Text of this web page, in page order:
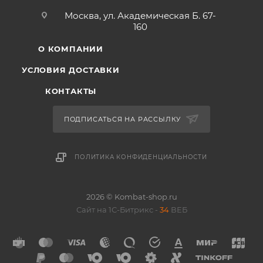
Москва, ул. Академическая Б. 67-
160
О КОМПАНИИ
УСЛОВИЯ ДОСТАВКИ
КОНТАКТЫ
ПОДПИСАТЬСЯ НА РАССЫЛКУ
ПОЛИТИКА КОНФИДЕНЦИАЛЬНОСТИ
2026 © Kombat-shop.ru
Сайт на 1С-Битрикс - 34 ВЕБ